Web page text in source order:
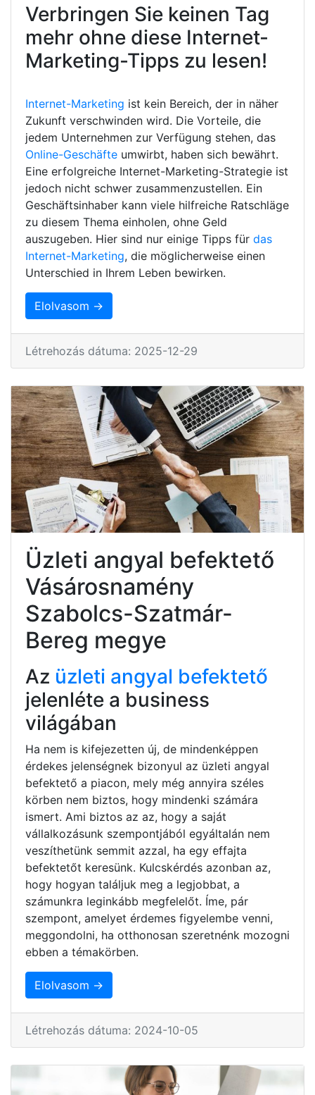
Verbringen Sie keinen Tag
mehr ohne diese Internet-
Marketing-Tipps zu lesen!
Internet-Marketing ist kein Bereich, der in näher
Zukunft verschwinden wird. Die Vorteile, die
jedem Unternehmen zur Verfügung stehen, das
Online-Geschäfte umwirbt, haben sich bewährt.
Eine erfolgreiche Internet-Marketing-Strategie ist
jedoch nicht schwer zusammenzustellen. Ein
Geschäftsinhaber kann viele hilfreiche Ratschläge
zu diesem Thema einholen, ohne Geld
auszugeben. Hier sind nur einige Tipps für das
Internet-Marketing, die möglicherweise einen
Unterschied in Ihrem Leben bewirken.
Elolvasom →
Létrehozás dátuma: 2025-12-29
Üzleti angyal befektető
Vásárosnamény
Szabolcs-Szatmár-
Bereg megye
Az üzleti angyal befektető
jelenléte a business
világában
Ha nem is kifejezetten új, de mindenképpen
érdekes jelenségnek bizonyul az üzleti angyal
befektető a piacon, mely még annyira széles
körben nem biztos, hogy mindenki számára
ismert. Ami biztos az az, hogy a saját
vállalkozásunk szempontjából egyáltalán nem
veszíthetünk semmit azzal, ha egy effajta
befektetőt keresünk. Kulcskérdés azonban az,
hogy hogyan találjuk meg a legjobbat, a
számunkra leginkább megfelelőt. Íme, pár
szempont, amelyet érdemes figyelembe venni,
meggondolni, ha otthonosan szeretnénk mozogni
ebben a témakörben.
Elolvasom →
Létrehozás dátuma: 2024-10-05